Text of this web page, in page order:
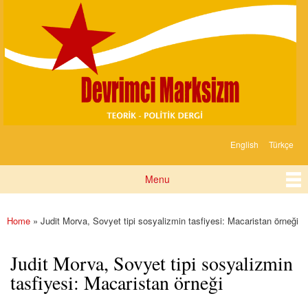
content
Marksizm
English Türkçe
Menu
You are here
Home » Judit Morva, Sovyet tipi sosyalizmin tasfiyesi: Macaristan örneği
Judit Morva, Sovyet tipi sosyalizmin
tasfiyesi: Macaristan örneği